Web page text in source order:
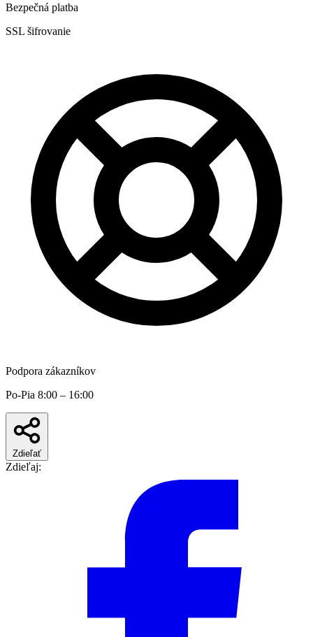
Bezpečná platba
SSL šifrovanie
Podpora zákazníkov
Po-Pia 8:00 – 16:00
Zdieľať
Zdieľaj: